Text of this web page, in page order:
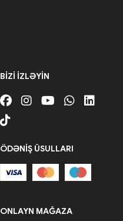
ONLAYN MAĞAZA
BIZI IZLƏYIN
ÖDƏNIŞ ÜSULLARI